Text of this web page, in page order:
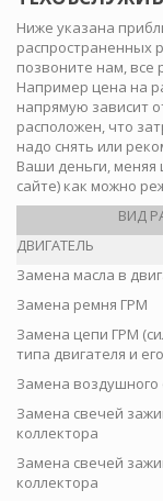
Ниже указана
распространенных
позвоните нам, все
Например цена на
напрямую зависит
расположен, что
надо снять или
Ваши деньги, меняя
сайте) как можно
ВИД
ДВИГАТЕЛЬ
Замена масла в
Замена ремня ГРМ
Замена цепи ГРМ
типа двигателя и
Замена воздушного
Замена свечей
коллектора
Замена свечей
коллектора